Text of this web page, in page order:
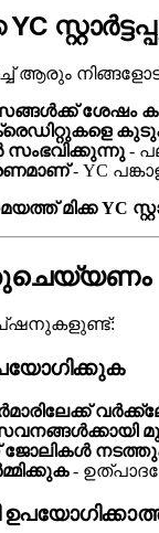
YC
ആരും
ശേഷം
-
- YC
മിക്ക YC
ജോലികൾ
-